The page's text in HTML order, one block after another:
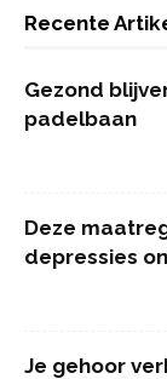
Recente
Gezond
padelbaan
Deze
depressies
Je gehoor